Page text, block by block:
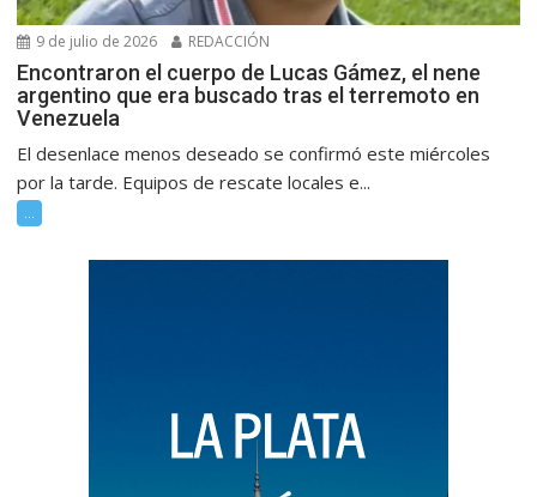
9 de julio de 2026 REDACCIÓN
Encontraron el cuerpo de Lucas Gámez, el nene
argentino que era buscado tras el terremoto en
Venezuela
El desenlace menos deseado se confirmó este miércoles
por la tarde. Equipos de rescate locales e...